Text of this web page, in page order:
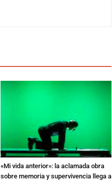
«Mi vida anterior»: la aclamada obra
sobre memoria y supervivencia llega a